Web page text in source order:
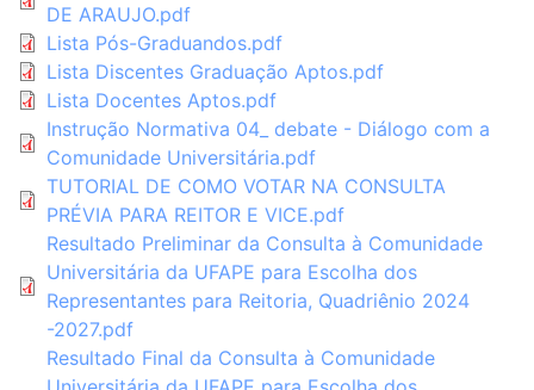
DE ARAUJO.pdf
Lista Pós-Graduandos.pdf
Lista Discentes Graduação Aptos.pdf
Lista Docentes Aptos.pdf
Instrução Normativa 04_ debate - Diálogo com a
Comunidade Universitária.pdf
TUTORIAL DE COMO VOTAR NA CONSULTA
PRÉVIA PARA REITOR E VICE.pdf
Resultado Preliminar da Consulta à Comunidade
Universitária da UFAPE para Escolha dos
Representantes para Reitoria, Quadriênio 2024
-2027.pdf
Resultado Final da Consulta à Comunidade